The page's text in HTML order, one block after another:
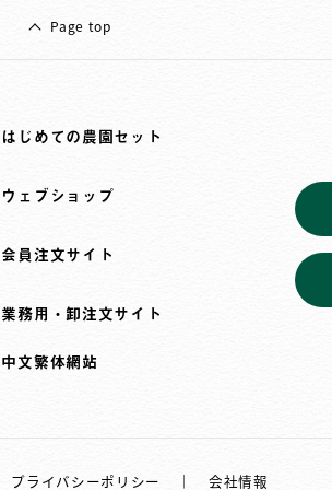
Page top
はじめての農園セット
ウェブショップ
会員注文サイト
業務用・卸注文サイト
中文繁体網站
プライバシーポリシー ｜ 会社情報